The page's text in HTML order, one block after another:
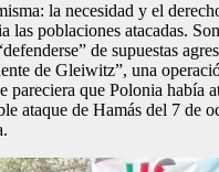
la necesidad y el
poblaciones atacadas.
de supuestas
de Gleiwitz”, una
que Polonia había
de Hamás del 7 de